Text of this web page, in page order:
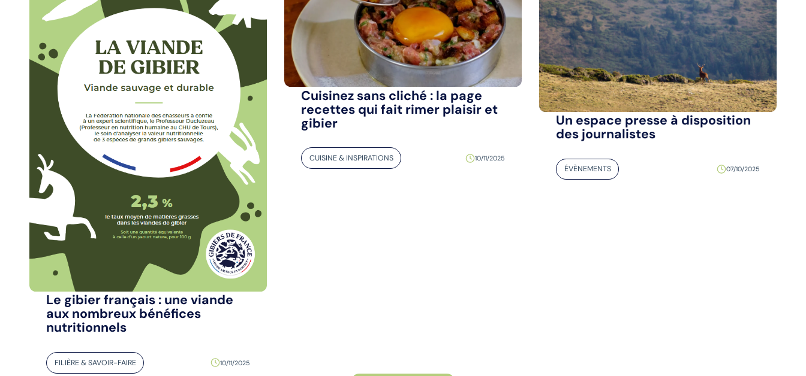
Le gibier français : une viande
aux nombreux bénéfices
nutritionnels
FILIÈRE & SAVOIR-FAIRE 10/11/2025
Cuisinez sans cliché : la page
recettes qui fait rimer plaisir et
gibier
CUISINE & INSPIRATIONS 10/11/2025
Un espace presse à disposition
des journalistes
ÉVÈNEMENTS 07/10/2025